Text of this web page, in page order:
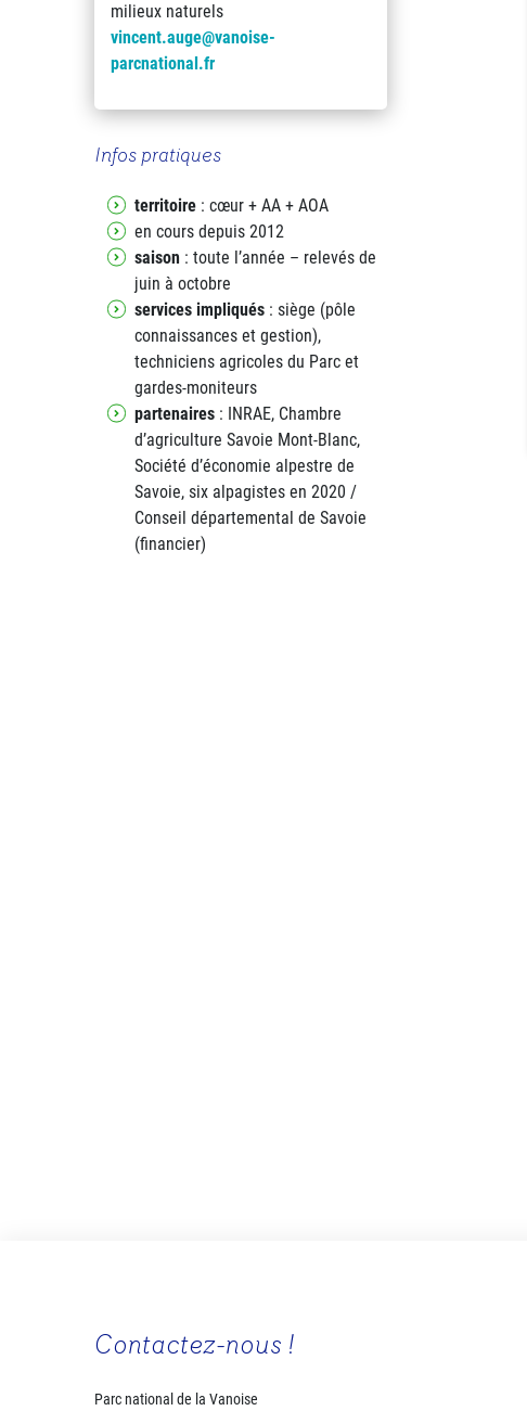
milieux naturels
vincent.auge@vanoise-
parcnational.fr
Infos pratiques
territoire : cœur + AA + AOA
en cours depuis 2012
saison : toute l’année – relevés de
juin à octobre
services impliqués : siège (pôle
connaissances et gestion),
techniciens agricoles du Parc et
gardes-moniteurs
partenaires : INRAE, Chambre
d’agriculture Savoie Mont-Blanc,
Société d’économie alpestre de
Savoie, six alpagistes en 2020 /
Conseil départemental de Savoie
(financier)
Contactez-nous !
Parc national de la Vanoise